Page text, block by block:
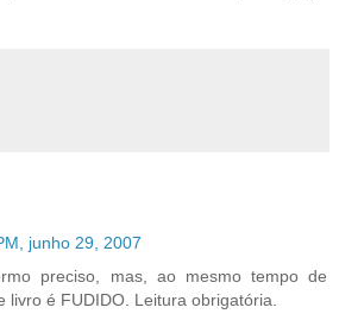
junho 29, 2007
preciso, mas, ao mesmo tempo de
livro é FUDIDO. Leitura obrigatória.